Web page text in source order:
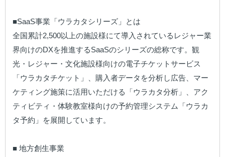
■SaaS事業「ウラカタシリーズ」とは
全国累計2,500以上の施設様にて導入されているレジャー業
界向けのDXを推進するSaaSのシリーズの総称です。観
光・レジャー・文化施設様向けの電子チケットサービス
「ウラカタチケット」、購入者データを分析し広告、マー
ケティング施策に活用いただける「ウラカタ分析」、アク
ティビティ・体験教室様向けの予約管理システム「ウラカ
タ予約」を展開しています。
■ 地方創生事業